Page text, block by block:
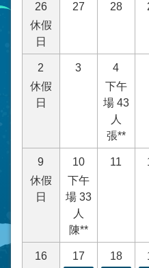
26
休假
日
27 28
2
休假
日
3
4
下午
場 43
人
張**
9
休假
日
10
下午
場 33
人
陳**
11
16
17 18